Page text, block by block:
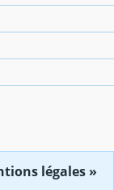
légales »